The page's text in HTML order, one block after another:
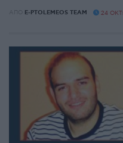
ΑΠΌ E-PTOLEMEOS TEAM 24